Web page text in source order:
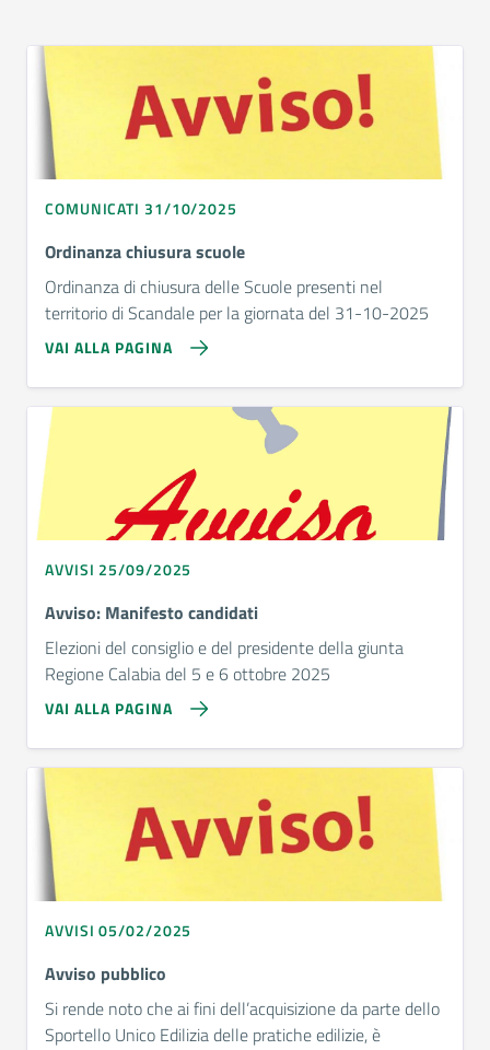
COMUNICATI 31/10/2025
Ordinanza chiusura scuole
Ordinanza di chiusura delle Scuole presenti nel
territorio di Scandale per la giornata del 31-10-2025
VAI ALLA PAGINA
AVVISI 25/09/2025
Avviso: Manifesto candidati
Elezioni del consiglio e del presidente della giunta
Regione Calabia del 5 e 6 ottobre 2025
VAI ALLA PAGINA
AVVISI 05/02/2025
Avviso pubblico
Si rende noto che ai fini dell’acquisizione da parte dello
Sportello Unico Edilizia delle pratiche edilizie, è